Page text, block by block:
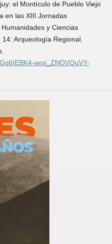
el Montículo de Pueblo Viejo
en las XIII Jornadas
y Ciencias
Arqueología Regional.
wrxi_ZNOVQuVY-